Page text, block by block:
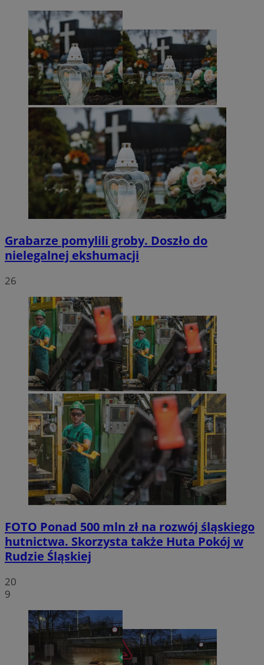
Grabarze pomylili groby. Doszło do
nielegalnej ekshumacji
26
FOTO Ponad 500 mln zł na rozwój śląskiego
hutnictwa. Skorzysta także Huta Pokój w
Rudzie Śląskiej
20
9